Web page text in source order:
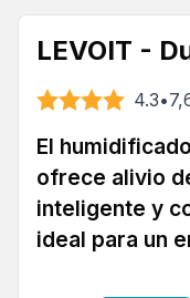
LEVOIT -
4.3•
El
ofrece alivio
inteligente y
ideal para un